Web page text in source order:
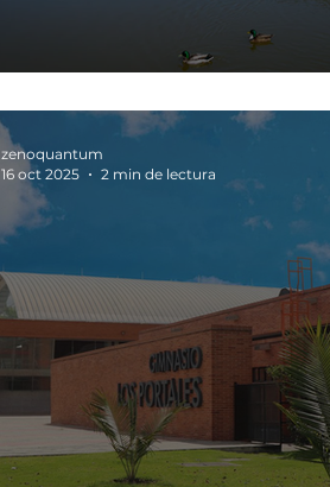
Nederland Vooruit
zenoquantum
16 oct 2025
2 min de lectura